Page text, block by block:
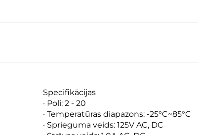
Specifikācijas
· Poli: 2 - 20
· Temperatūras diapazons: -25°C~85°C
· Sprieguma veids: 125V AC, DC